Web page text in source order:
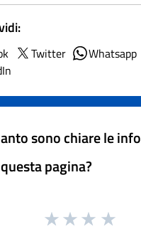
Twitter Whatsapp
sono chiare le
pagina?